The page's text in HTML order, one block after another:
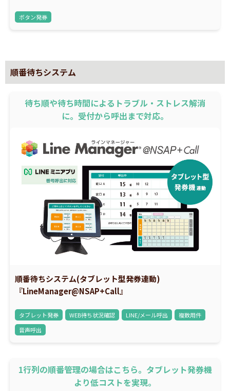
ボタン発券
順番待ちシステム
待ち順や待ち時間によるトラブル・ストレス解消
に。受付から呼出まで対応。
順番待ちシステム(タブレット型発券連動)
『LineManager@NSAP+Call』
タブレット発券 WEB待ち状況確認 LINE/メール呼出
複数用件
音声呼出
1行列の順番管理の場合はこちら。タブレット発券機
より低コストを実現。